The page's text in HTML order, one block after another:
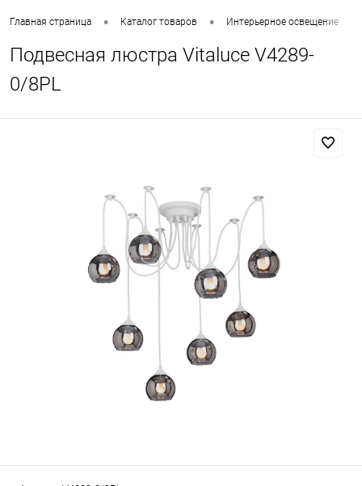
Главная страница • Каталог товаров • Интерьерное освещение
Подвесная люстра Vitaluce V4289-
0/8PL